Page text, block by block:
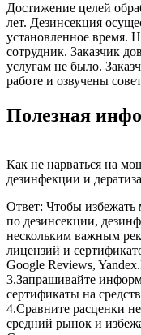
Достижение целей
лет. Дезинсекция
установленное время.
сотрудник. Заказчик
услугам не было.
работе и озвучены
Полезная
Как не нарваться на
дезинфекции и
Ответ: Чтобы
по дезинсекции,
нескольким важным
лицензий и
Google Reviews,
3.Запрашивайте
сертификаты на
4.Сравните расценки
средний рынок и